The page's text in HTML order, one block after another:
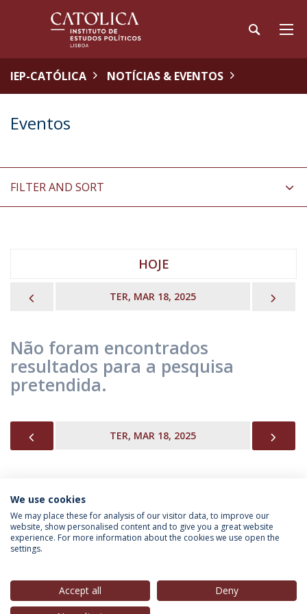
IEP-CATÓLICA NOTÍCIAS & EVENTOS
Eventos
FILTER AND SORT
HOJE
TER, MAR 18, 2025
Não foram encontrados
resultados para a pesquisa
pretendida.
TER, MAR 18, 2025
INFORMAÇÃO PARA
We use cookies
We may place these for analysis of our visitor data, to improve our
website, show personalised content and to give you a great website
experience. For more information about the cookies we use open the
settings.
Accept all
Deny